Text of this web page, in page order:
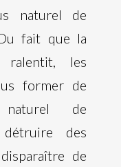
naturel de
fait que la
ralentit, les
former de
de
des
de